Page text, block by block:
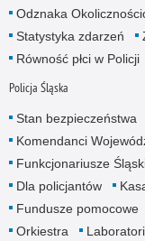
Odznaka
Statystyka zdarzeń
Równość płci w Policji
Policja Śląska
Stan bezpieczeństwa
Komendanci
Funkcjonariusze
Dla policjantów
Fundusze pomocowe
Orkiestra